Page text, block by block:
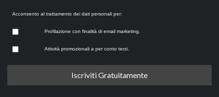
Acconsento al trattamento dei dati personali per:
Profilazione con finalità di email marketing.
Attività promozionali a per conto terzi.